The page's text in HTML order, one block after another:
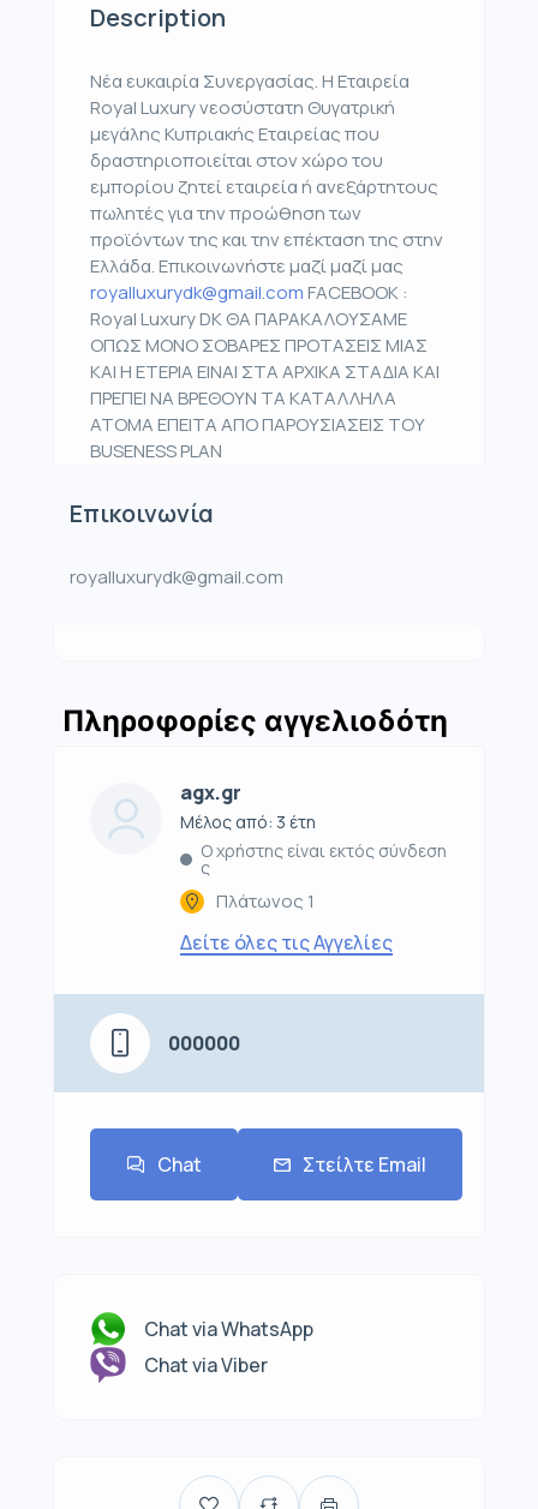
Description
Νέα ευκαιρία Συνεργασίας. Η Εταιρεία
Royal Luxury νεοσύστατη Θυγατρική
μεγάλης Κυπριακής Εταιρείας που
δραστηριοποιείται στον χώρο του
εμπορίου ζητεί εταιρεία ή ανεξάρτητους
πωλητές για την προώθηση των
προϊόντων της και την επέκταση της στην
Ελλάδα. Επικοινωνήστε μαζί μαζί μας
royalluxurydk@gmail.comFACEBOOK :
Royal Luxury DK ΘΑ ΠΑΡΑΚΑΛΟΥΣΑΜΕ
ΟΠΩΣ ΜΟΝΟ ΣΟΒΑΡΕΣ ΠΡΟΤΑΣΕΙΣ ΜΙΑΣ
ΚΑΙ Η ΕΤΕΡΙΑ ΕΙΝΑΙ ΣΤΑ ΑΡΧΙΚΑ ΣΤΑΔΙΑ ΚΑΙ
ΠΡΕΠΕΙ ΝΑ ΒΡΕΘΟΥΝ ΤΑ ΚΑΤΑΛΛΗΛΑ
ΑΤΟΜΑ ΕΠΕΙΤΑ ΑΠΟ ΠΑΡΟΥΣΙΑΣΕΙΣ ΤΟΥ
BUSENESS PLAN
Επικοινωνία
royalluxurydk@gmail.com
Πληροφορίες αγγελιοδότη
agx.gr
Μέλος από: 3 έτη
Ο χρήστης είναι εκτός σύνδεση
ς
Πλάτωνος 1
Δείτε όλες τις Αγγελίες
000000
Chat Στείλτε Email
Chat via WhatsApp
Chat via Viber